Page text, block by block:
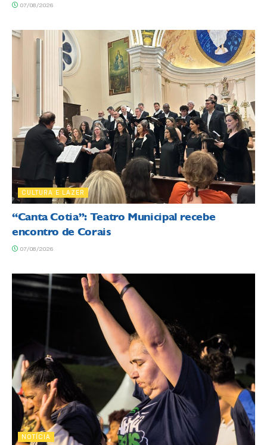
07/08/2026
CULTURA E LAZER
“Canta Cotia”: Teatro Municipal recebe
encontro de Corais
07/08/2026
NOTÍCIA